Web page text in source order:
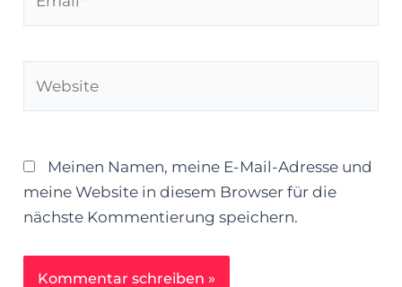
Meinen Namen, meine E-Mail-Adresse und
meine Website in diesem Browser für die
nächste Kommentierung speichern.